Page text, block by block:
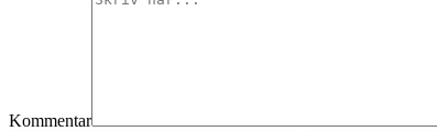
Kommentar